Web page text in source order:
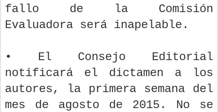
fallo de la Comisión
Evaluadora será inapelable.
• El Consejo Editorial
notificará el dictamen a los
autores, la primera semana del
mes de agosto de 2015. No se